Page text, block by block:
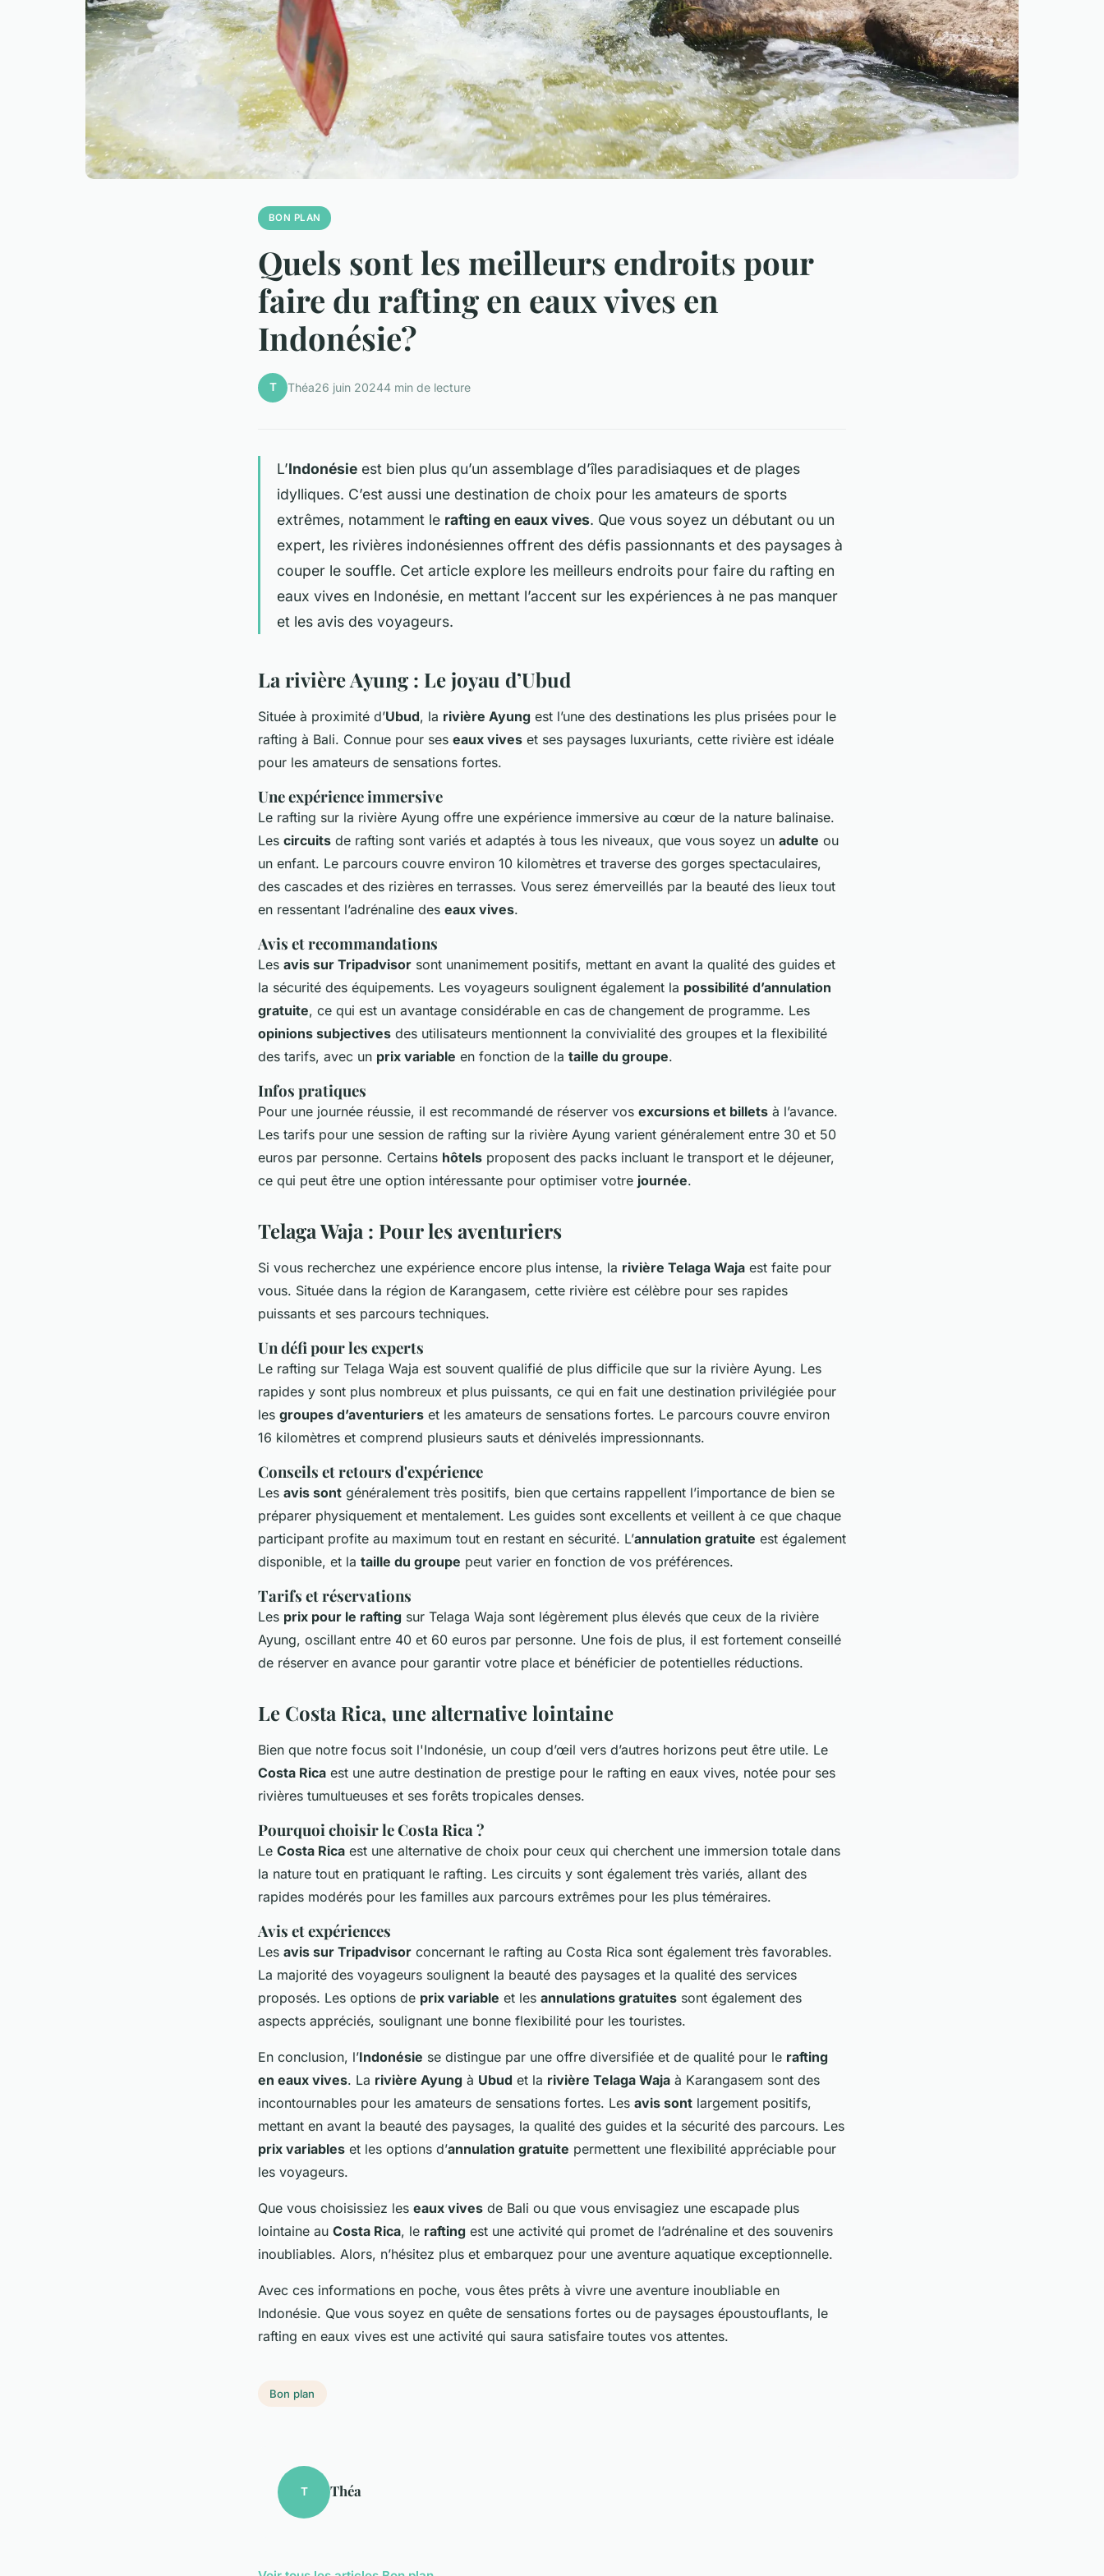
BON PLAN
Quels sont les meilleurs endroits pour
faire du rafting en eaux vives en
Indonésie?
T Théa26 juin 20244 min de lecture
L’Indonésie est bien plus qu’un assemblage d’îles paradisiaques et de plages
idylliques. C’est aussi une destination de choix pour les amateurs de sports
extrêmes, notamment le rafting en eaux vives. Que vous soyez un débutant ou un
expert, les rivières indonésiennes offrent des défis passionnants et des paysages à
couper le souffle. Cet article explore les meilleurs endroits pour faire du rafting en
eaux vives en Indonésie, en mettant l’accent sur les expériences à ne pas manquer
et les avis des voyageurs.
La rivière Ayung : Le joyau d’Ubud
Située à proximité d’Ubud, la rivière Ayung est l’une des destinations les plus prisées pour le
rafting à Bali. Connue pour ses eaux vives et ses paysages luxuriants, cette rivière est idéale
pour les amateurs de sensations fortes.
Une expérience immersive
Le rafting sur la rivière Ayung offre une expérience immersive au cœur de la nature balinaise.
Les circuits de rafting sont variés et adaptés à tous les niveaux, que vous soyez un adulte ou
un enfant. Le parcours couvre environ 10 kilomètres et traverse des gorges spectaculaires,
des cascades et des rizières en terrasses. Vous serez émerveillés par la beauté des lieux tout
en ressentant l’adrénaline des eaux vives.
Avis et recommandations
Les avis sur Tripadvisor sont unanimement positifs, mettant en avant la qualité des guides et
la sécurité des équipements. Les voyageurs soulignent également la possibilité d’annulation
gratuite, ce qui est un avantage considérable en cas de changement de programme. Les
opinions subjectives des utilisateurs mentionnent la convivialité des groupes et la flexibilité
des tarifs, avec un prix variable en fonction de la taille du groupe.
Infos pratiques
Pour une journée réussie, il est recommandé de réserver vos excursions et billets à l’avance.
Les tarifs pour une session de rafting sur la rivière Ayung varient généralement entre 30 et 50
euros par personne. Certains hôtels proposent des packs incluant le transport et le déjeuner,
ce qui peut être une option intéressante pour optimiser votre journée.
Telaga Waja : Pour les aventuriers
Si vous recherchez une expérience encore plus intense, la rivière Telaga Waja est faite pour
vous. Située dans la région de Karangasem, cette rivière est célèbre pour ses rapides
puissants et ses parcours techniques.
Un défi pour les experts
Le rafting sur Telaga Waja est souvent qualifié de plus difficile que sur la rivière Ayung. Les
rapides y sont plus nombreux et plus puissants, ce qui en fait une destination privilégiée pour
les groupes d’aventuriers et les amateurs de sensations fortes. Le parcours couvre environ
16 kilomètres et comprend plusieurs sauts et dénivelés impressionnants.
Conseils et retours d'expérience
Les avis sont généralement très positifs, bien que certains rappellent l’importance de bien se
préparer physiquement et mentalement. Les guides sont excellents et veillent à ce que chaque
participant profite au maximum tout en restant en sécurité. L’annulation gratuite est également
disponible, et la taille du groupe peut varier en fonction de vos préférences.
Tarifs et réservations
Les prix pour le rafting sur Telaga Waja sont légèrement plus élevés que ceux de la rivière
Ayung, oscillant entre 40 et 60 euros par personne. Une fois de plus, il est fortement conseillé
de réserver en avance pour garantir votre place et bénéficier de potentielles réductions.
Le Costa Rica, une alternative lointaine
Bien que notre focus soit l'Indonésie, un coup d’œil vers d’autres horizons peut être utile. Le
Costa Rica est une autre destination de prestige pour le rafting en eaux vives, notée pour ses
rivières tumultueuses et ses forêts tropicales denses.
Pourquoi choisir le Costa Rica ?
Le Costa Rica est une alternative de choix pour ceux qui cherchent une immersion totale dans
la nature tout en pratiquant le rafting. Les circuits y sont également très variés, allant des
rapides modérés pour les familles aux parcours extrêmes pour les plus téméraires.
Avis et expériences
Les avis sur Tripadvisor concernant le rafting au Costa Rica sont également très favorables.
La majorité des voyageurs soulignent la beauté des paysages et la qualité des services
proposés. Les options de prix variable et les annulations gratuites sont également des
aspects appréciés, soulignant une bonne flexibilité pour les touristes.
En conclusion, l’Indonésie se distingue par une offre diversifiée et de qualité pour le rafting
en eaux vives. La rivière Ayung à Ubud et la rivière Telaga Waja à Karangasem sont des
incontournables pour les amateurs de sensations fortes. Les avis sont largement positifs,
mettant en avant la beauté des paysages, la qualité des guides et la sécurité des parcours. Les
prix variables et les options d’annulation gratuite permettent une flexibilité appréciable pour
les voyageurs.
Que vous choisissiez les eaux vives de Bali ou que vous envisagiez une escapade plus
lointaine au Costa Rica, le rafting est une activité qui promet de l’adrénaline et des souvenirs
inoubliables. Alors, n’hésitez plus et embarquez pour une aventure aquatique exceptionnelle.
Avec ces informations en poche, vous êtes prêts à vivre une aventure inoubliable en
Indonésie. Que vous soyez en quête de sensations fortes ou de paysages époustouflants, le
rafting en eaux vives est une activité qui saura satisfaire toutes vos attentes.
Bon plan
T Théa